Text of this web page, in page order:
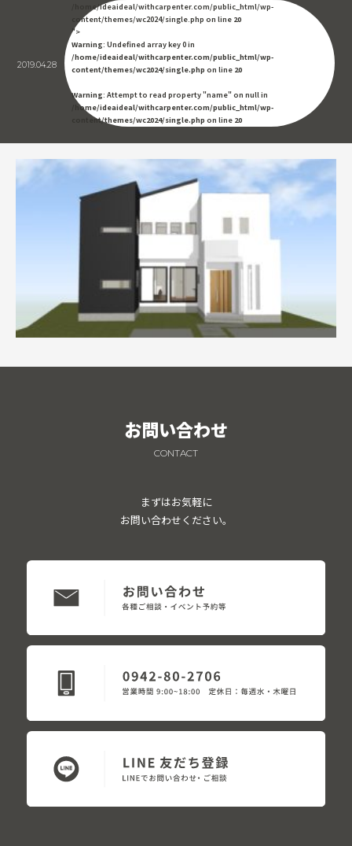
2019.04.28
/home/ideaideal/withcarpenter.com/public_html/wp-
content/themes/wc2024/single.php on line 20
">
Warning: Undefined array key 0 in
/home/ideaideal/withcarpenter.com/public_html/wp-
content/themes/wc2024/single.php on line 20
Warning: Attempt to read property "name" on null in
/home/ideaideal/withcarpenter.com/public_html/wp-
content/themes/wc2024/single.php on line 20
お問い合わせ
CONTACT
まずはお気軽に
お問い合わせください。